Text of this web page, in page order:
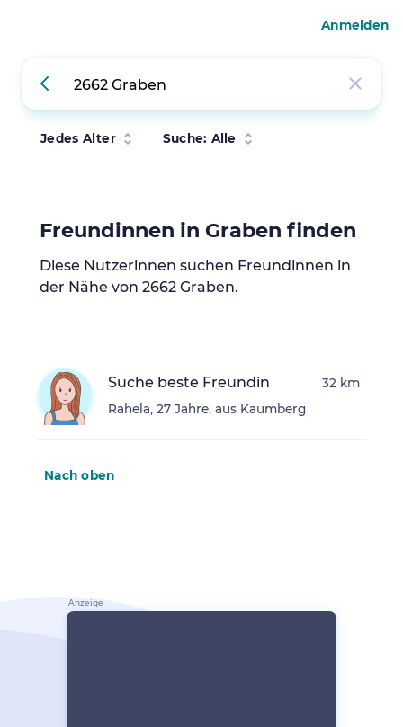
Jedes Alter Suche: Alle
Freundinnen in Graben finden
Diese Nutzerinnen suchen Freundinnen in
der Nähe von 2662 Graben.
Suche beste Freundin
Rahela, 27 Jahre, aus Kaumberg
32 km
Nach oben
Anmelden